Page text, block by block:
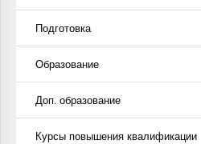
Подготовка
Образование
Доп. образование
Курсы повышения квалификации